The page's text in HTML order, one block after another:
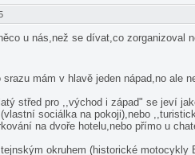
u nás,než se dívat,co zorganizoval
mám v hlavě jeden nápad,no ale
střed pro ,,východ i západ" se jeví
sociálka na pokoji),nebo
na dvoře hotelu,nebo přímo u
okruhem (historické